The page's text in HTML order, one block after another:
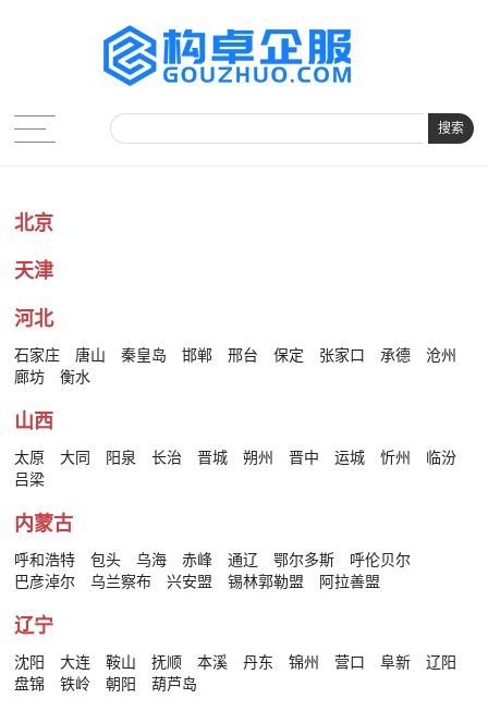
搜索
北京
天津
河北
石家庄 唐山 秦皇岛 邯郸 邢台 保定 张家口 承德
沧州
廊坊
衡水
山西
太原 大同 阳泉 长治 晋城 朔州 晋中 运城 忻州
临汾
吕梁
内蒙古
呼和浩特 包头 乌海 赤峰 通辽 鄂尔多斯
呼伦贝尔
巴彦淖尔
乌兰察布 兴安盟 锡林郭勒盟 阿拉善盟
辽宁
沈阳 大连 鞍山 抚顺 本溪 丹东 锦州 营口 阜新
辽阳
盘锦
铁岭 朝阳 葫芦岛